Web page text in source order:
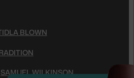
BLOWN
SAMUEL WILKINSON